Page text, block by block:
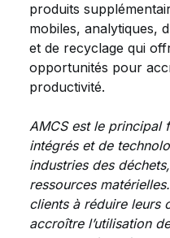
produits
mobiles, analytiques,
et de recyclage qui
opportunités pour
productivité.
AMCS est le principal
intégrés et de
industries des
ressources
clients à réduire leurs
accroître l’utilisation